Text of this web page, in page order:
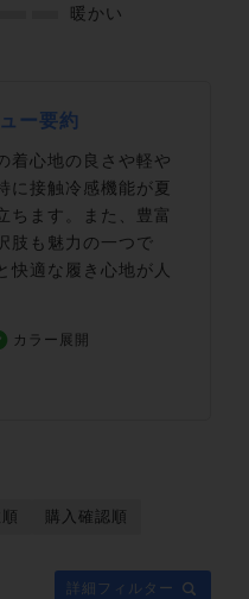
暖かい
ー要約
着心地の良さや軽や
に接触冷感機能が夏
ちます。また、豊富
肢も魅力の一つで
快適な履き心地が人
カラー展開
詳細フィルター
購入確認順